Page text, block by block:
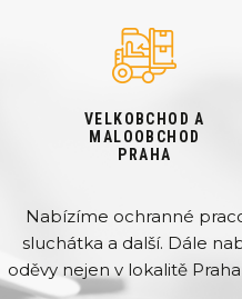
VELKOBCHOD A
MALOOBCHOD
PRAHA
Nabízíme ochranné
sluchátka a další. Dále
oděvy nejen v lokalitě